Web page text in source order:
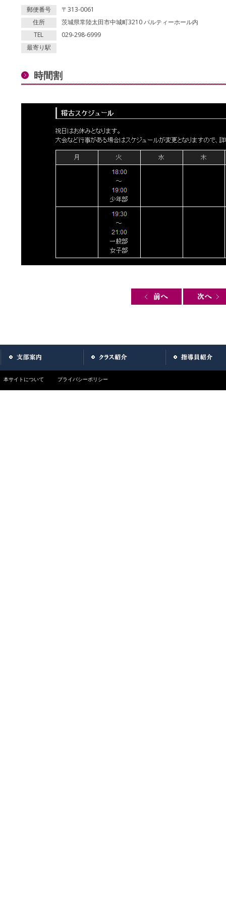
郵便番号
〒313-0061
住所
茨城県常陸太田市中城町3210 パルティーホール内
TEL
029-298-6999
最寄り駅
時間割
本サイトについて プライバシーポリシー